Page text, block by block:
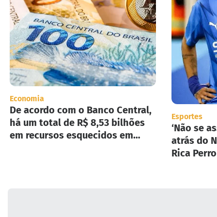
Economia
De acordo com o Banco Central,
há um total de R$ 8,53 bilhões
em recursos esquecidos em
Esportes
‘Não se
atrás do
Rica